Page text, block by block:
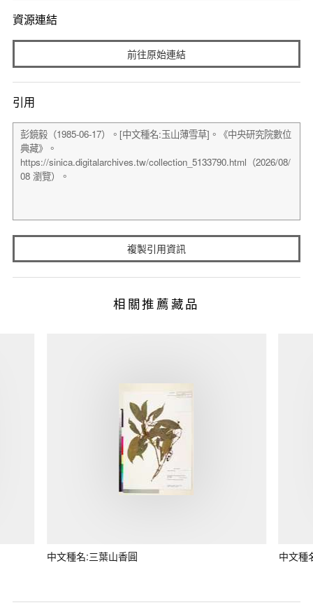
資源連結
前往原始連結
引用
複製引用資訊
相關推薦藏品
中文種名:三葉山香圓 中文種